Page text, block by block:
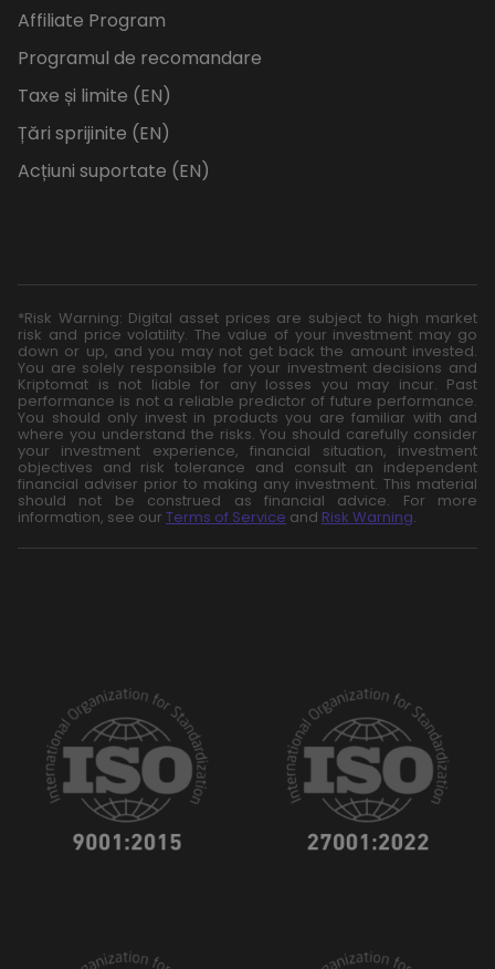
Affiliate Program
Programul de recomandare
Taxe și limite (EN)
Țări sprijinite (EN)
Acțiuni suportate (EN)
*Risk Warning: Digital asset prices are subject to high market
risk and price volatility. The value of your investment may go
down or up, and you may not get back the amount invested.
You are solely responsible for your investment decisions and
Kriptomat is not liable for any losses you may incur. Past
performance is not a reliable predictor of future performance.
You should only invest in products you are familiar with and
where you understand the risks. You should carefully consider
your investment experience, financial situation, investment
objectives and risk tolerance and consult an independent
financial adviser prior to making any investment. This material
should not be construed as financial advice. For more
information, see our Terms of Service and Risk Warning.